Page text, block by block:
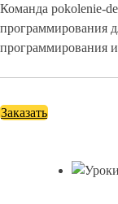
Команда pokolenie-
программирования
программирования
Заказать